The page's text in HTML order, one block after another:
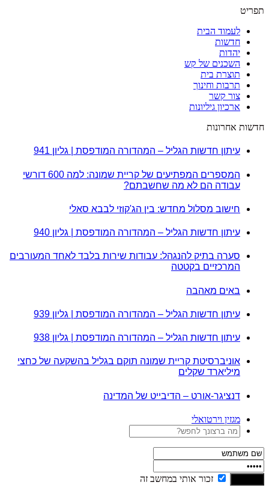
תפריט
לעמוד הבית
חדשות
יהדות
השכנים של קש
תוצרת בית
תרבות וחינוך
צור קשר
ארכיון גיליונות
חדשות אחרונות
עיתון חדשות הגליל – המהדורה המודפסת | גליון 941
המספרים המפתיעים של קריית שמונה: למה 600 דורשי
עבודה הם לא מה שחשבתם?
חישוב מסלול מחדש: בין הג'קוזי לבבא סאלי
עיתון חדשות הגליל – המהדורה המודפסת | גליון 940
סערה בתיק להנגהל: עבודות שירות בלבד לאחד המעורבים
המרכזיים בקטטה
באים מאהבה
עיתון חדשות הגליל – המהדורה המודפסת | גליון 939
עיתון חדשות הגליל – המהדורה המודפסת | גליון 938
אוניברסיטת קריית שמונה תוקם בגליל בהשקעה של כחצי
מיליארד שקלים
דנציגר-אורט – הדיבייט של המדינה
מגזין וירטואלי
זכור אותי במחשב זה